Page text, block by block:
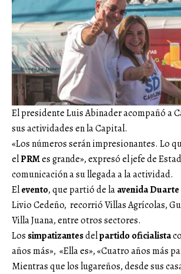
El presidente Luis Abinader acompañó a
sus actividades en la Capital.
«Los números serán impresionantes. Lo
elPRMes grande», expresó el jefe de
comunicación a su llegada a la actividad.
Elevento, que partió de laavenida Duarte
Livio Cedeño, recorrió Villas Agrícolas,
Villa Juana, entre otros sectores.
Los simpatizantesdelpartido oficialista
años más», «Ella es», «Cuatro años más
Mientras que los lugareños, desde sus